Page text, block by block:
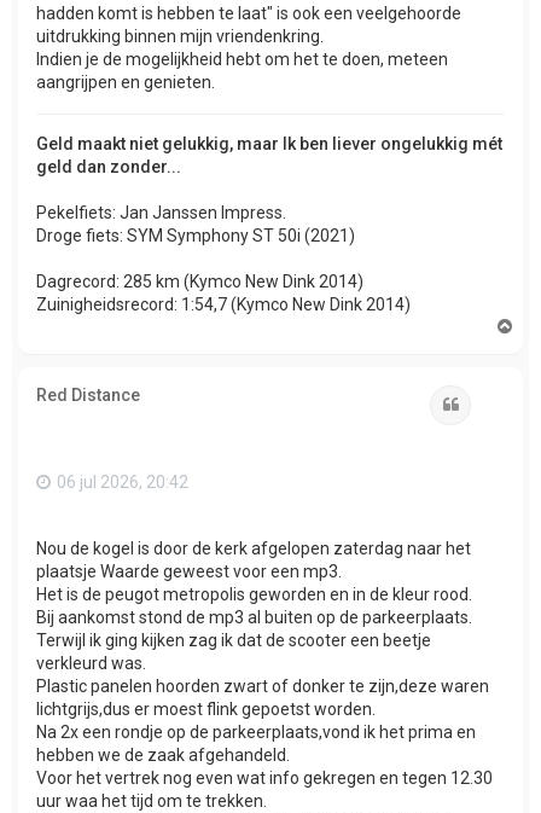
hadden komt is hebben te laat" is ook een veelgehoorde
uitdrukking binnen mijn vriendenkring.
Indien je de mogelijkheid hebt om het te doen, meteen
aangrijpen en genieten.
Geld maakt niet gelukkig, maar Ik ben liever ongelukkig mét
geld dan zonder...
Pekelfiets: Jan Janssen Impress.
Droge fiets: SYM Symphony ST 50i (2021)
Dagrecord: 285 km (Kymco New Dink 2014)
Zuinigheidsrecord: 1:54,7 (Kymco New Dink 2014)
Red Distance
06 jul 2026, 20:42
Nou de kogel is door de kerk afgelopen zaterdag naar het
plaatsje Waarde geweest voor een mp3.
Het is de peugot metropolis geworden en in de kleur rood.
Bij aankomst stond de mp3 al buiten op de parkeerplaats.
Terwijl ik ging kijken zag ik dat de scooter een beetje
verkleurd was.
Plastic panelen hoorden zwart of donker te zijn,deze waren
lichtgrijs,dus er moest flink gepoetst worden.
Na 2x een rondje op de parkeerplaats,vond ik het prima en
hebben we de zaak afgehandeld.
Voor het vertrek nog even wat info gekregen en tegen 12.30
uur waa het tijd om te trekken.